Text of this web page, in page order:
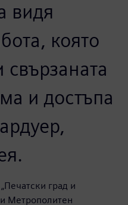
среди и
визията за свързана и
да чуя
видя